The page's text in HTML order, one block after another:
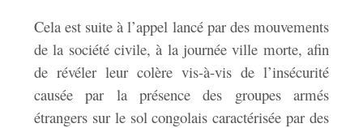
Cela est suite à l’appel lancé par des mouvements
de la société civile, à la journée ville morte, afin
de révéler leur colère vis-à-vis de l’insécurité
causée par la présence des groupes armés
étrangers sur le sol congolais caractérisée par des